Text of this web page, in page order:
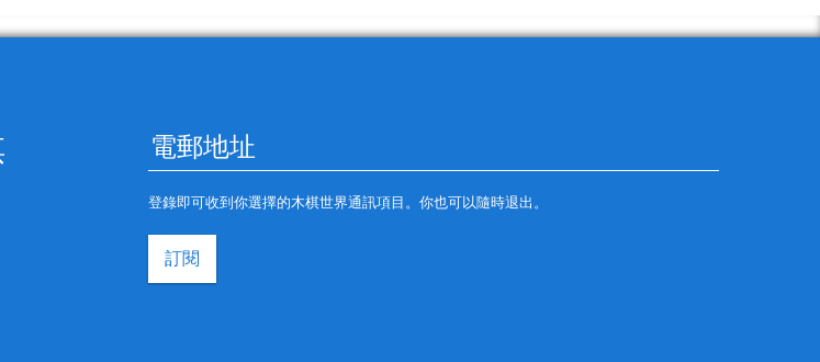
登錄即可收到你選擇的木棋世界通訊項目。你也可以隨時退出。
訂閱